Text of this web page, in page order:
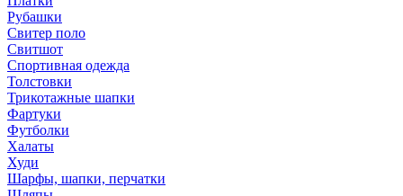
Рубашки
Свитер поло
Свитшот
Спортивная одежда
Толстовки
Трикотажные шапки
Фартуки
Футболки
Халаты
Худи
Шарфы, шапки, перчатки